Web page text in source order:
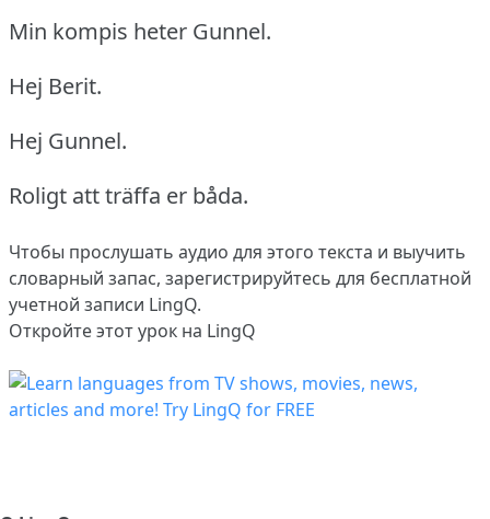
Min kompis heter Gunnel.
Hej Berit.
Hej Gunnel.
Roligt att träffa er båda.
Чтобы прослушать аудио для этого текста и выучить
словарный запас, зарегистрируйтесь для бесплатной
учетной записи LingQ.
Откройте этот урок на LingQ